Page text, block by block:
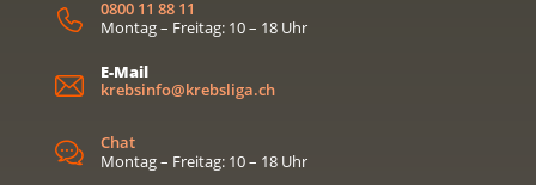
0800 11 88 11
Montag – Freitag: 10 – 18 Uhr
E-Mail
krebsinfo@krebsliga.ch
Chat
Montag – Freitag: 10 – 18 Uhr